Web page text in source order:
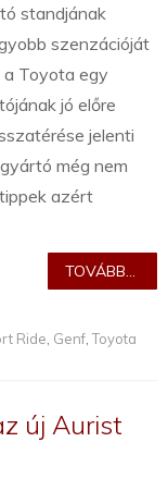
standjának
szenzációját
a Toyota egy
jó előre
jelenti
még nem
azért
TOVÁBB...
Ride Genf ,Toyota
új Aurist